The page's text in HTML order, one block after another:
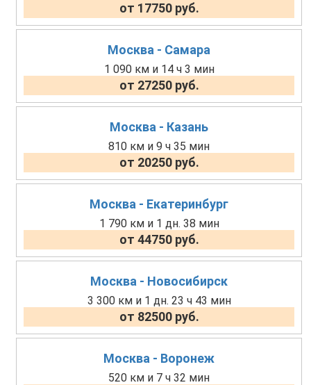
от 17750 руб.
Москва - Самара
1 090 км и 14 ч 3 мин
от 27250 руб.
Москва - Казань
810 км и 9 ч 35 мин
от 20250 руб.
Москва - Екатеринбург
1 790 км и 1 дн. 38 мин
от 44750 руб.
Москва - Новосибирск
3 300 км и 1 дн. 23 ч 43 мин
от 82500 руб.
Москва - Воронеж
520 км и 7 ч 32 мин